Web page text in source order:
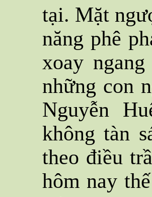
tại. Mặt
năng phê
xoay
những con
Nguyễn
không tàn
theo điều
hôm nay